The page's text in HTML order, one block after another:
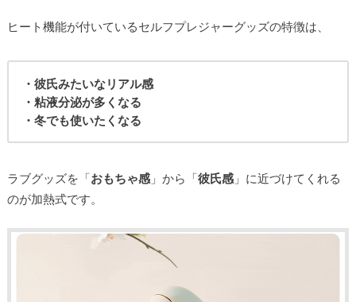
ヒート機能が付いているセルフプレジャーグッズの特徴は、
・彼氏みたいなリアル感
・粘液分泌が多くなる
・冬でも使いたくなる
ラブグッズを「おもちゃ感」から「彼氏感」に近づけてくれる
のが加熱式です。